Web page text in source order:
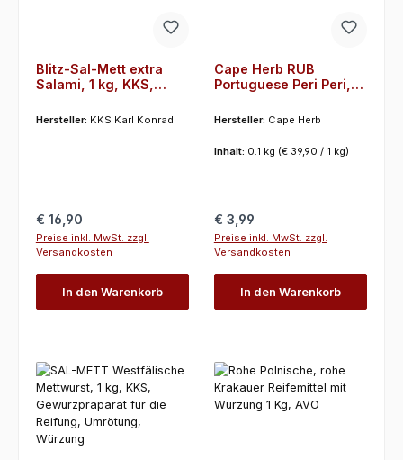
Blitz-Sal-Mett extra
Salami, 1 kg, KKS,
Schnellreifung
Hersteller: KKS Karl Konrad
Regulärer Preis:
€ 16,90
Preise inkl. MwSt. zzgl.
Versandkosten
In den Warenkorb
Cape Herb RUB
Portuguese Peri Peri,
Hersteller: Cape Herb
Inhalt: 0.1 kg (€ 39,90 / 1 kg)
Regulärer Preis:
€ 3,99
Preise inkl. MwSt. zzgl.
Versandkosten
In den Warenkorb